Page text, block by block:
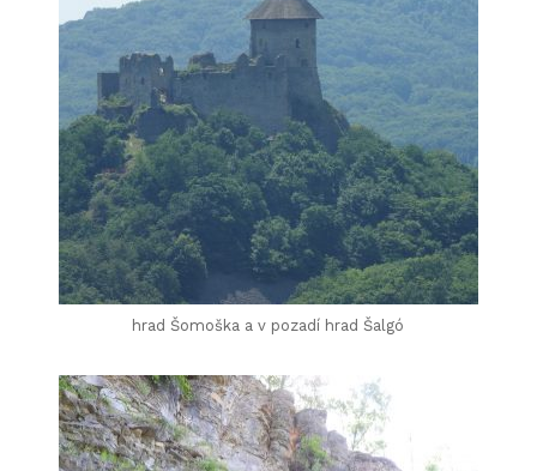
hrad Šomoška a v pozadí hrad Šalgó